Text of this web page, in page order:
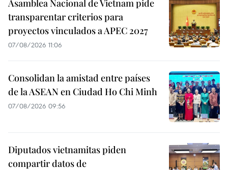
Asamblea Nacional de Vietnam pide
transparentar criterios para
proyectos vinculados a APEC 2027
07/08/2026 11:06
Consolidan la amistad entre países
de la ASEAN en Ciudad Ho Chi Minh
07/08/2026 09:56
Diputados vietnamitas piden
compartir datos de